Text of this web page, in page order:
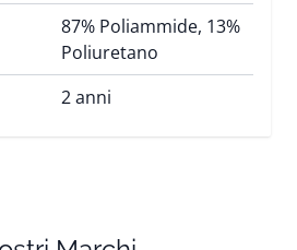
87% Poliammide, 13%
Poliuretano
2 anni